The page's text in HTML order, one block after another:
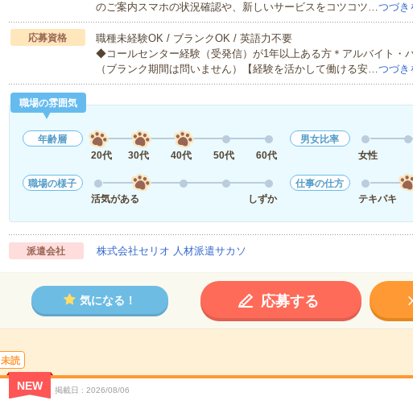
のご案内スマホの状況確認や、新しいサービスをコツコツ…つづき
応募資格
職種未経験OK / ブランクOK / 英語力不要
◆コールセンター経験（受発信）が1年以上ある方＊アルバイト・
（ブランク期間は問いません）【経験を活かして働ける安…つづき
職場の雰囲気
年齢層
20代
30代 40代 50代 60代
男女比率
女性
職場の様子
活気がある
しずか
仕事の仕方
テキパキ
派遣会社 株式会社セリオ 人材派遣サカソ
気になる！ 応募する
未読
NEW 掲載日 2026/08/06